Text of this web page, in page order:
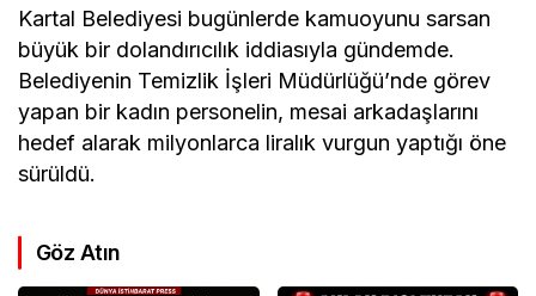
Kartal Belediyesi bugünlerde kamuoyunu sarsan
büyük bir dolandırıcılık iddiasıyla gündemde.
Belediyenin Temizlik İşleri Müdürlüğü’nde görev
yapan bir kadın personelin, mesai arkadaşlarını
hedef alarak milyonlarca liralık vurgun yaptığı öne
sürüldü.
Göz Atın